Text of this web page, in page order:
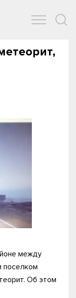
между
поселком
Об этом